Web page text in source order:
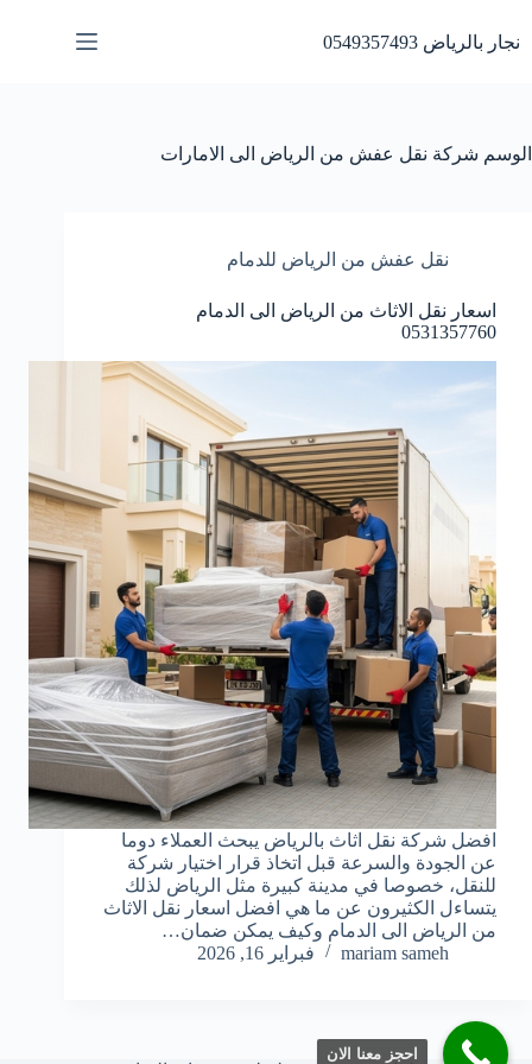
المحتوى
نجار بالرياض 0549357493
الوسم شركة نقل عفش من الرياض الى الامارات
نقل عفش من الرياض للدمام
اسعار نقل الاثاث من الرياض الى الدمام
0531357760
افضل شركة نقل اثاث بالرياض يبحث العملاء دوما
عن الجودة والسرعة قبل اتخاذ قرار اختيار شركة
للنقل، خصوصا في مدينة كبيرة مثل الرياض لذلك
يتساءل الكثيرون عن ما هي افضل اسعار نقل الاثاث
من الرياض الى الدمام وكيف يمكن ضمان…
mariam sameh
فبراير 16, 2026
احجز معنا الان